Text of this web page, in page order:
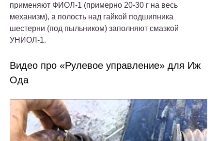
применяют ФИОЛ-1 (примерно 20-30 г на весь
механизм), а полость над гайкой подшипника
шестерни (под пыльником) заполняют смазкой
УНИОЛ-1.
Видео про «Рулевое управление» для Иж
Ода